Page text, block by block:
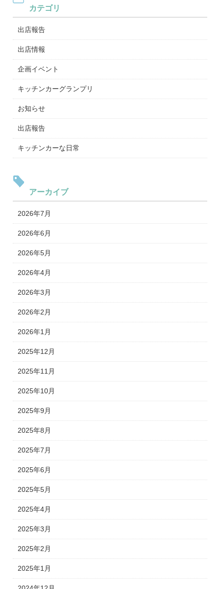
カテゴリ
出店報告
出店情報
企画イベント
キッチンカーグランプリ
お知らせ
出店報告
キッチンカーな日常
アーカイブ
2026年7月
2026年6月
2026年5月
2026年4月
2026年3月
2026年2月
2026年1月
2025年12月
2025年11月
2025年10月
2025年9月
2025年8月
2025年7月
2025年6月
2025年5月
2025年4月
2025年3月
2025年2月
2025年1月